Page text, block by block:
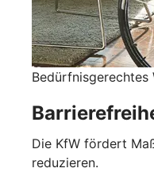
Bedürfnisgerechtes
Die KfW fördert
reduzieren.